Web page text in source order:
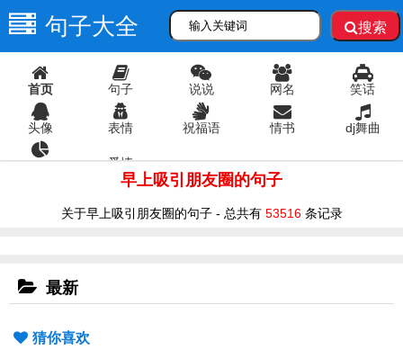
句子大全 搜索
首页 句子 说说 网名 笑话
头像 表情 祝福语 情书 dj舞曲
爱情
早上吸引朋友圈的句子
关于早上吸引朋友圈的句子 - 总共有 53516条记录
最新
猜你喜欢